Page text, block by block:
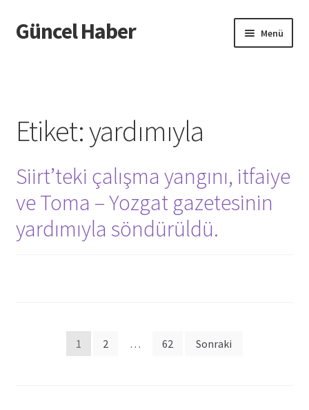
Dolaşıma
geç
İçeriğe
geç
Güncel Haber Menü
Etiket:yardımıyla
Siirt’teki çalışma yangını, itfaiye
ve Toma – Yozgat gazetesinin
yardımıyla söndürüldü.
1 2 … 62 Sonraki